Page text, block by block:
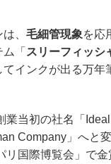
、 毛細管現象を応
「 スリーフィッシ
てインクが出る万年
業当初の社名「Ideal
Company」へと変
リ国際博覧会」で